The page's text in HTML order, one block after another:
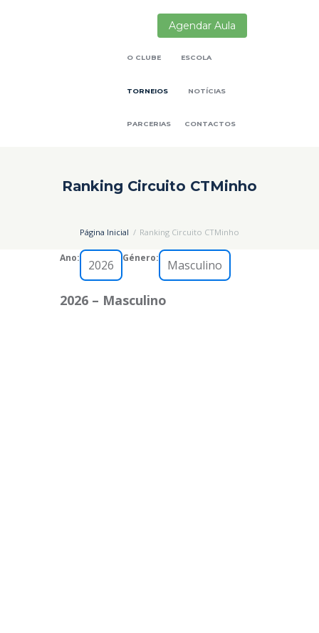
Agendar Aula
O CLUBE ESCOLA
TORNEIOS NOTÍCIAS
PARCERIAS CONTACTOS
Ranking Circuito CTMinho
Página Inicial Ranking Circuito CTMinho
Ano: Género:
2026 – Masculino